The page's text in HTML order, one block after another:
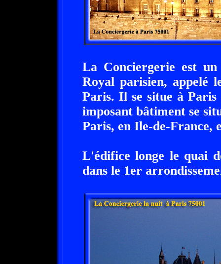
La Conciergerie est
Royal parisien, appelé
Paris. Il se situe à
imposant bâtiment se
Paris, en Ile-de-France,
L'édifice longe le quai
dans le 1er